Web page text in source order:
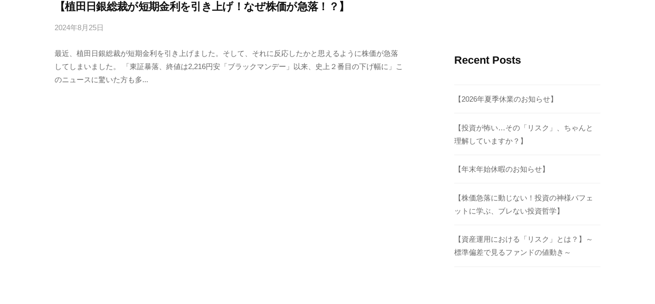
【植田日銀総裁が短期金利を引き上げ！なぜ株価が急落！？】
2024年8月25日
4
6
3
最近、植田日銀総裁が短期金利を引き上げました。そして、それに反応したかと思えるように株価が急落
してしまいました。 「東証暴落、終値は2,216円安「ブラックマンデー」以来、史上２番目の下げ幅に」こ
のニュースに驚いた方も多...
Recent Posts
【2026年夏季休業のお知らせ】
【投資が怖い…その「リスク」、ちゃんと
理解していますか？】
【年末年始休暇のお知らせ】
【株価急落に動じない！投資の神様バフェ
ットに学ぶ、ブレない投資哲学】
【資産運用における「リスク」とは？】～
標準偏差で見るファンドの値動き～